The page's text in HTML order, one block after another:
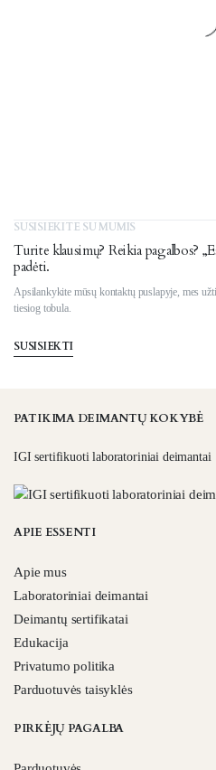
SUSISIEKITE SU MUMIS
Turite klausimų? Reikia pagalbos?
padėti.
Apsilankykite mūsų kontaktų puslapyje, mes
tiesiog tobula.
SUSISIEKTI
PATIKIMA DEIMANTŲ KOKYBĖ
IGI sertifikuoti laboratoriniai deimantai
APIE ESSENTI
Apie mus
Laboratoriniai deimantai
Deimantų sertifikatai
Edukacija
Privatumo politika
Parduotuvės taisyklės
PIRKĖJŲ PAGALBA